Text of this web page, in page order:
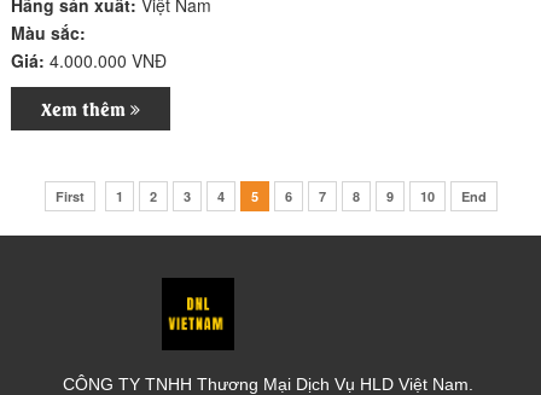
Màu sắc:
Giá:4.000.000 VNĐ
Xem thêm
First 1 2 3 4 5 6 7 8 9 10 End
CÔNG TY TNHH Thương Mại Dịch Vụ HLD Việt Nam.